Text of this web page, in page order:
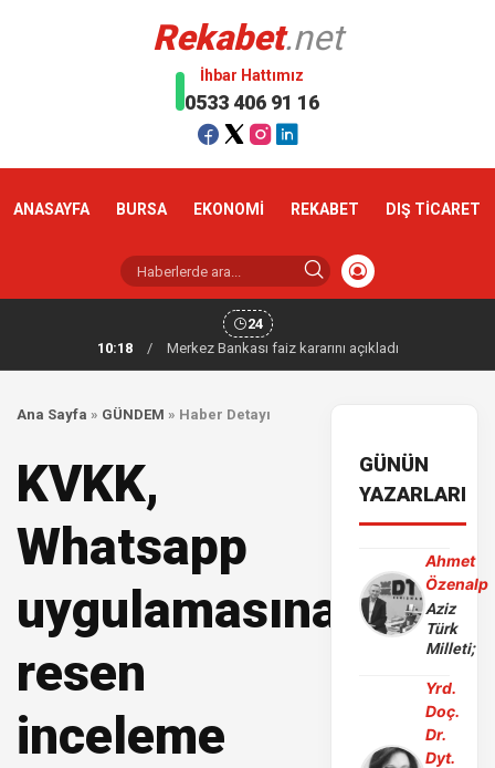
Rekabet.net
İhbar Hattımız
0533 406 91 16
ANASAYFA BURSA EKONOMİ REKABET DIŞ TİCARET
24
10:18
/ Merkez Bankası faiz kararını açıkladı
Ana Sayfa » GÜNDEM » Haber Detayı
KVKK,
Whatsapp
uygulamasına
resen
inceleme
GÜNÜN
YAZARLARI
Ahmet
Özenalp
Aziz
Türk
Milleti;
Yrd.
Doç.
Dr.
Dyt.